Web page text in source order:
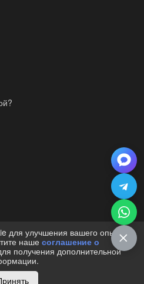
для улучшения вашего опыта на
наше соглашение о
получения дополнительной